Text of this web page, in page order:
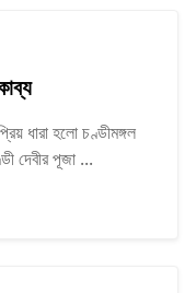
ধারা হলো চণ্ডীমঙ্গল
দেবীর পূজা ...